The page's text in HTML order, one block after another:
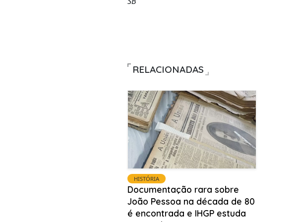
RELACIONADAS
HISTÓRIA
Documentação rara sobre
João Pessoa na década de 80
é encontrada e IHGP estuda